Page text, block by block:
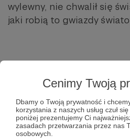
Cenimy Twoją
Dbamy o Twoją prywatność i
korzystania z naszych usług czuł
poniżej prezentujemy Ci
zasadach przetwarzania przez nas
osobowych.
wylewny, nie chwalił się
jaki robią to gwiazdy
Post dostępny tylko
Aby zobaczyć ten materiał